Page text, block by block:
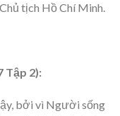
tịch Hồ Chí Minh.
Tập 2):
bởi vì Người sống